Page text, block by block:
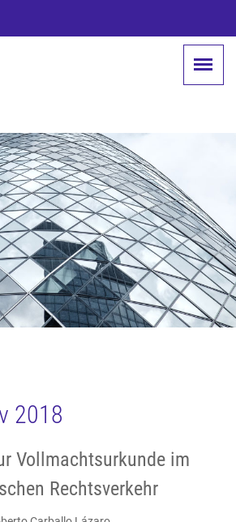
2018
Vollmachtsurkunde im
Rechtsverkehr